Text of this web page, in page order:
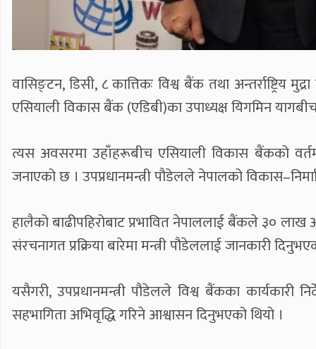
वासिङ्टन, डिसी, ८ कात्तिकः विश्व बैंक तथा अन्तर्राष्ट्रिय
एसियाली विकास बैंक (एडिबी)का उपाध्यक्ष यिगमिन
त्यस अवसरमा उहाँहरूबीच एसियाली विकास बैंकको
जनाएको छ । उपप्रधानमन्त्री पौडेलले नेपालको
हालैको बाढीपहिरोबाट प्रभावित नेपाललाई बैंकले ३० लाख
संरचनागत प्रक्रिया बारेमा मन्त्री पौडेललाई जानकारी
यसैगरी, उपप्रधानमन्त्री पौडेलले विश्व बैंकका कार्यकारी
सहभागिता अभिवृद्धि गरिने आश्वासन दिनुभएको थियो ।